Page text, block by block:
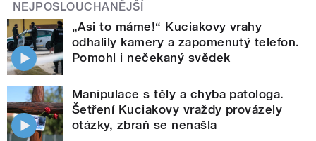
NEJPOSLOUCHANĚJŠÍ
„Asi to máme!“ Kuciakovy vrahy
odhalily kamery a zapomenutý telefon.
Pomohl i nečekaný svědek
Manipulace s těly a chyba patologa.
Šetření Kuciakovy vraždy provázely
otázky, zbraň se nenašla